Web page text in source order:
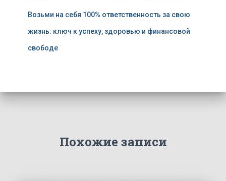
Возьми на себя 100% ответственность за свою
жизнь: ключ к успеху, здоровью и финансовой
свободе
Похожие записи